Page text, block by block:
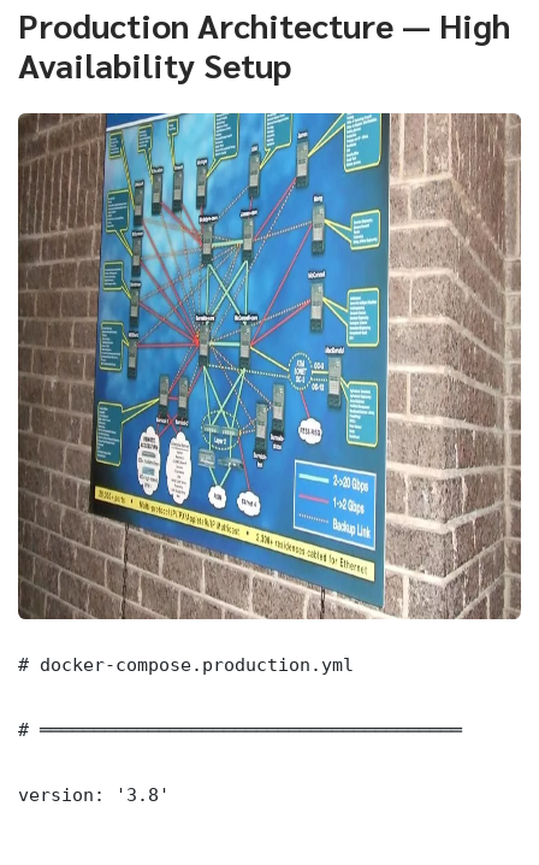
Production Architecture — High
Availability Setup
# docker-compose.production.yml
# ═══════════════════════════════════════
version: '3.8'